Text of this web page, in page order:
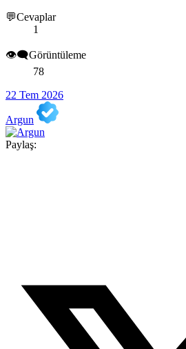
💬Cevaplar
1
👁️‍🗨️Görüntüleme
78
22 Tem 2026
Argun
Paylaş: